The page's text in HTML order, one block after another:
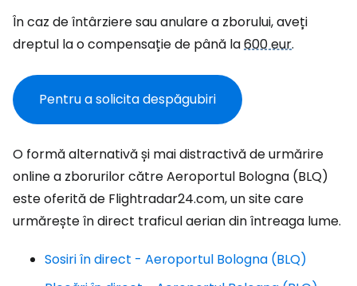
În caz de întârziere sau anulare a zborului, aveți
dreptul la o compensație de până la600 eur.
Pentru a solicita despăgubiri
O formă alternativă și mai distractivă de urmărire
online a zborurilor către Aeroportul Bologna (BLQ)
este oferită de Flightradar24.com, un site care
urmărește în direct traficul aerian din întreaga lume.
Sosiri în direct - Aeroportul Bologna (BLQ)